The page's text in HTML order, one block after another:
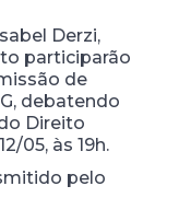
Derzi,
participarão
de
debatendo
Direito
05, às 19h.
pelo